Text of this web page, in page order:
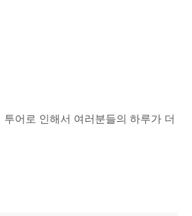
어로 인해서 여러분들의 하루가 더